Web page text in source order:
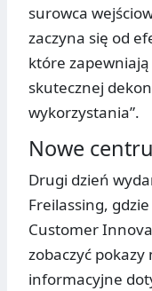
surowca
zaczyna się od
które
skutecznej
wykorzystania”.
Nowe
Drugi dzień
Freilassing,
Customer
zobaczyć
informacyjne